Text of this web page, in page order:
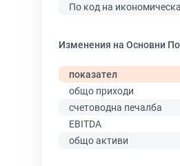
По код на
Изменения на Основни
показател
общо приходи
счетоводна печалба
EBITDA
общо активи